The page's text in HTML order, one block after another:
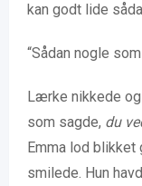
kan godt lide
“Sådan nogle
Lærke nikkede
som sagde, du
Emma lod blikket
smilede. Hun